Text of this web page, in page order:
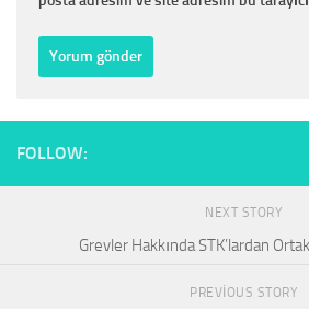
FOLLOW:
NEXT STORY
Grevler Hakkında STK’lardan
PREVIOUS STORY